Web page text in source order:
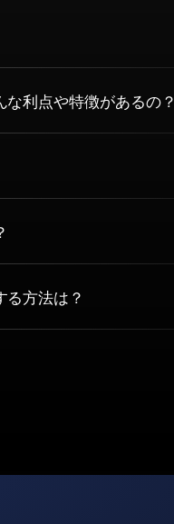
利点や特徴があるの？
る方法は？